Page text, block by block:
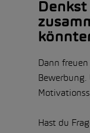
Dann
Bewerbung.
Hast du